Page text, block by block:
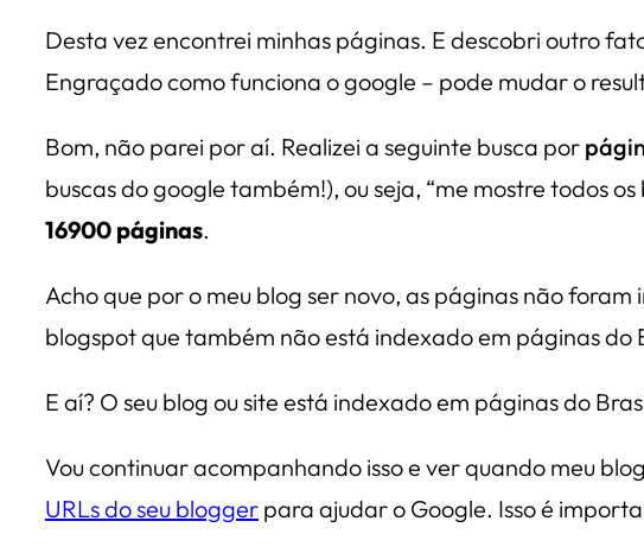
Desta vez encontrei minhas páginas. E descobri outro
Engraçado como funciona o google – pode mudar o
Bom, não parei por aí. Realizei a seguinte busca por
buscas do google também!), ou seja, “me mostre todos
16900 páginas.
Acho que por o meu blog ser novo, as páginas não
blogspot que também não está indexado em páginas do
E aí? O seu blog ou site está indexado em páginas do
Vou continuar acompanhando isso e ver quando meu
URLs do seu blogger para ajudar o Google. Isso é